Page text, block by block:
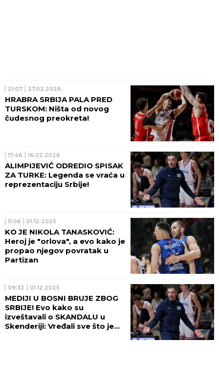
21:07 27.02.2026
HRABRA SRBIJA PALA PRED
TURSKOM: Ništa od novog
čudesnog preokreta!
17:46 16.02.2026
ALIMPIJEVIĆ ODREDIO SPISAK
ZA TURKE: Legenda se vraća u
reprezentaciju Srbije!
11:06 01.12.2025
KO JE NIKOLA TANASKOVIĆ:
Heroj je "orlova", a evo kako je
propao njegov povratak u
Partizan
09:32 01.12.2025
MEDIJI U BOSNI BRUJE ZBOG
SRBIJE! Evo kako su
izveštavali o SKANDALU u
Skenderiji: Vređali sve što je